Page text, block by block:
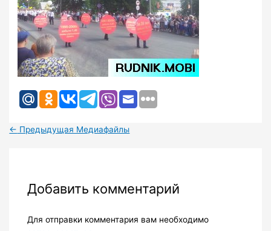
← Предыдущая Медиафайлы
Добавить комментарий
Для отправки комментария вам необходимо